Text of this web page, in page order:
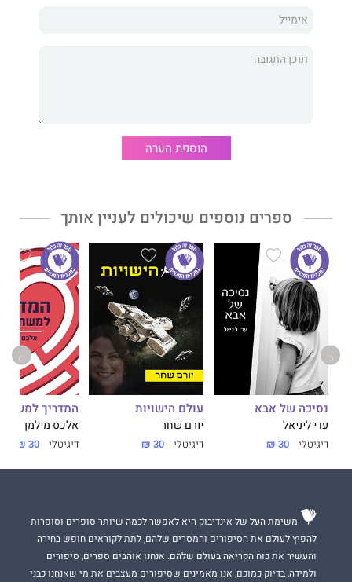
הוספת הערה
ספרים נוספים שיכולים לעניין אותך
נסיכה של אבא
עדי ליניאל
דיגיטלי 30 ₪
עולם הישויות
יורם שחר
דיגיטלי 30 ₪
המדריך
אלכס מילמן
דיגיטלי 30 ₪
משימת העל של אינדיבוק היא לאפשר לכמה שיותר סופרים וסופרות
להפיץ לעולם את הסיפורים והמסרים שלהם, לתת לקוראים חופש בחירה
והעשיר את כוח הקריאה בעולם שלהם. אנחנו אוהבים ספרים, סיפורים
ולמידה, בדיוק כמוכם, אנו מאמינים שסיפורים מעצבים את מי שאנחנו כבני